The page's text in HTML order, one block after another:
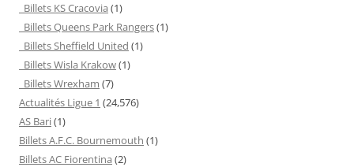
Billets KS Cracovia (1)
Billets Queens Park Rangers(1)
Billets Sheffield United (1)
Billets Wisla Krakow(1)
Billets Wrexham (7)
Actualités Ligue 1 (24,576)
AS Bari(1)
Billets A.F.C. Bournemouth (1)
Billets AC Fiorentina (2)